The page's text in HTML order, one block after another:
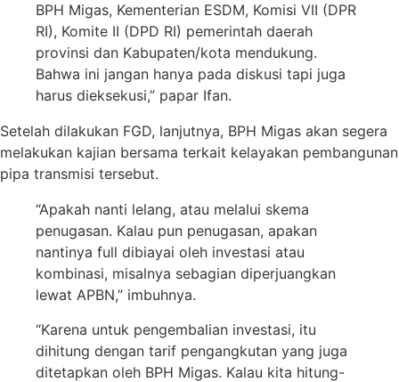
BPH Migas, Kementerian ESDM, Komisi VII (DPR
RI), Komite II (DPD RI) pemerintah daerah
provinsi dan Kabupaten/kota mendukung.
Bahwa ini jangan hanya pada diskusi tapi juga
harus dieksekusi,” papar Ifan.
Setelah dilakukan FGD, lanjutnya, BPH Migas akan segera
melakukan kajian bersama terkait kelayakan pembangunan
pipa transmisi tersebut.
“Apakah nanti lelang, atau melalui skema
penugasan. Kalau pun penugasan, apakan
nantinya full dibiayai oleh investasi atau
kombinasi, misalnya sebagian diperjuangkan
lewat APBN,” imbuhnya.
“Karena untuk pengembalian investasi, itu
dihitung dengan tarif pengangkutan yang juga
ditetapkan oleh BPH Migas. Kalau kita hitung-